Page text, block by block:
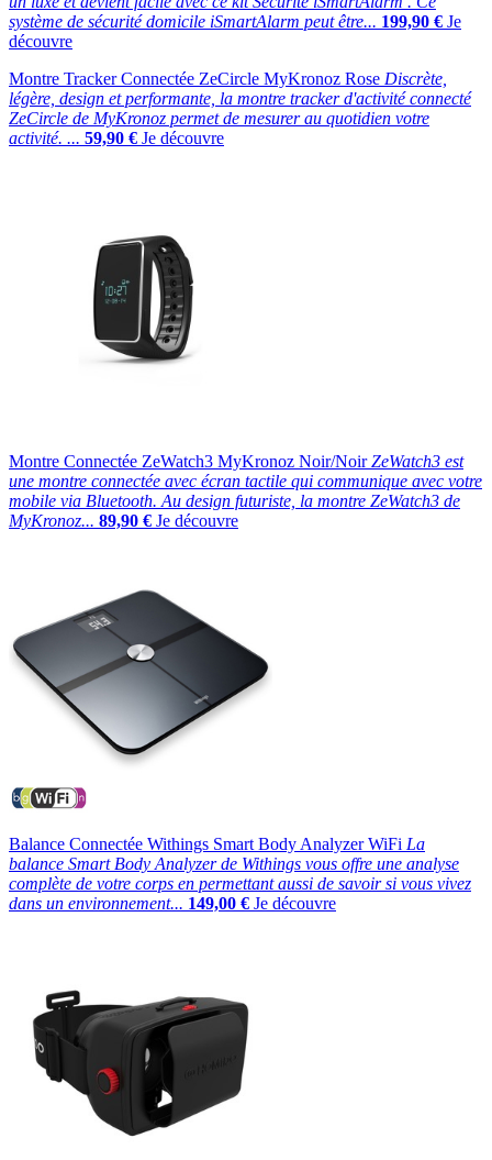
système de sécurité domicile iSmartAlarm peut être... 199,90 € Je
découvre
Montre Tracker Connectée ZeCircle MyKronoz Rose Discrète,
légère, design et performante, la montre tracker d'activité connecté
ZeCircle de MyKronoz permet de mesurer au quotidien votre
activité. ... 59,90 € Je découvre
Montre Connectée ZeWatch3 MyKronoz Noir/Noir ZeWatch3 est
une montre connectée avec écran tactile qui communique avec votre
mobile via Bluetooth. Au design futuriste, la montre ZeWatch3 de
MyKronoz... 89,90 € Je découvre
Balance Connectée Withings Smart Body Analyzer WiFi La
balance Smart Body Analyzer de Withings vous offre une analyse
complète de votre corps en permettant aussi de savoir si vous vivez
dans un environnement... 149,00 € Je découvre